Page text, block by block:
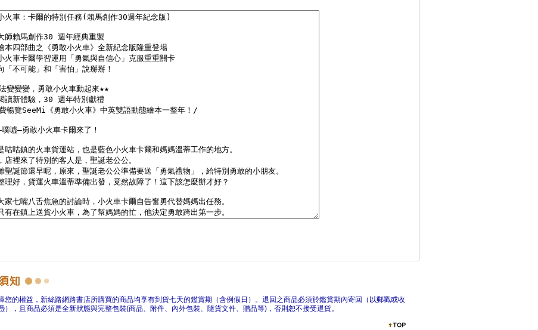
您的權益，新絲路網路書店所購買的商品均享有到貨七天的鑑賞期（含例假日）。退回之商品必須於鑑賞期內寄回（以郵戳或收
），且商品必須是全新狀態與完整包裝(商品、附件、內外包裝、隨貨文件、贈品等)，否則恕不接受退貨。